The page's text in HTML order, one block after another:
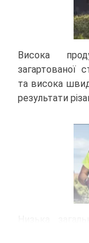
Висока
загартованої
та висока
результати